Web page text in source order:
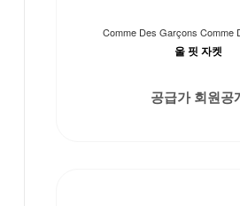
Comme Des Garçons Comme
울 핏 자켓
공급가 회원공